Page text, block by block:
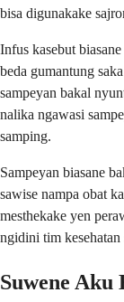
bisa digunakake
Infus kasebut
beda gumantung
sampeyan bakal
nalika ngawasi
samping.
Sampeyan biasane
sawise nampa obat
mesthekake yen
ngidini tim
Suwene